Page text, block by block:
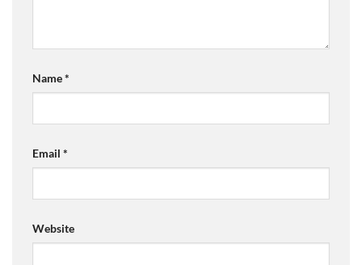
Name*
Email *
Website